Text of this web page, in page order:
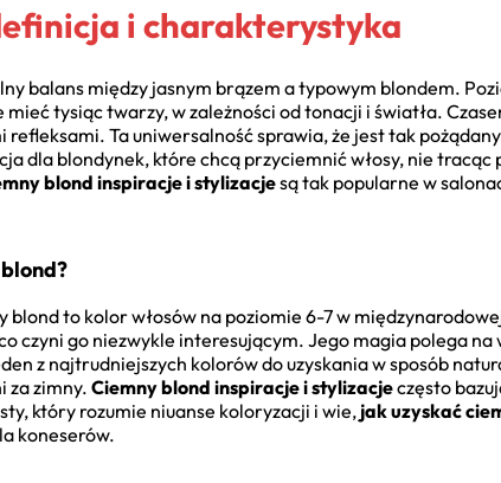
i charakterystyka
balans między jasnym brązem a typowym blondem.
tysiąc twarzy, w zależności od tonacji i światła.
refleksami. Ta uniwersalność sprawia, że jest tak
dla blondynek, które chcą przyciemnić włosy, nie tracąc
blond inspiracje i stylizacjesą tak popularne w
blond to kolor włosów na poziomie 6-7 w
czyni go niezwykle interesującym. Jego magia polega
z najtrudniejszych kolorów do uzyskania w sposób
za zimny. Ciemny blond inspiracje i stylizacjeczęsto
który rozumie niuanse koloryzacji i wie, jak uzyskać
koneserów.